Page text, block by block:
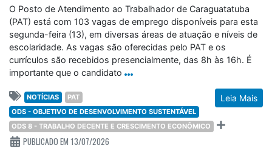
O Posto de Atendimento ao Trabalhador de Caraguatatuba
(PAT) está com 103 vagas de emprego disponíveis para esta
segunda-feira (13), em diversas áreas de atuação e níveis de
escolaridade. As vagas são oferecidas pelo PAT e os
currículos são recebidos presencialmente, das 8h às 16h. É
importante que o candidato
Leia Mais
NOTÍCIAS
PAT
ODS - OBJETIVO DE DESENVOLVIMENTO SUSTENTÁVEL
ODS 8 - TRABALHO DECENTE E CRESCIMENTO ECONÔMICO
PUBLICADO EM 13/07/2026